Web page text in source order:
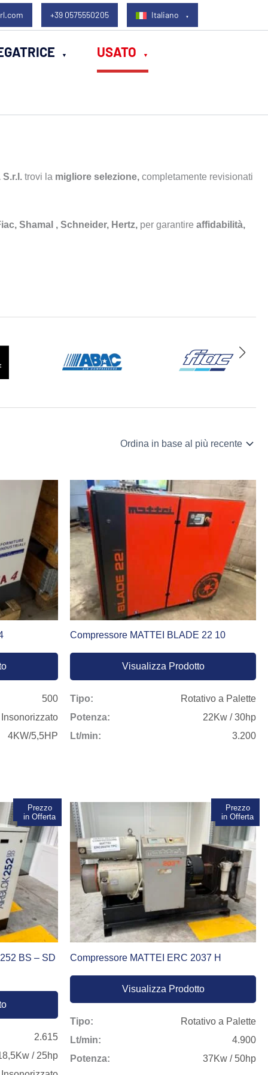
+39 0575550205 Italiano
USATO
S.r.l. trovi la migliore selezione, completamente revisionati
Shamal , Schneider, Hertz, per garantire affidabilità,
Ceccato
energetici ottimizzati. Questo tipo di compressore è
adatta a lavorazioni leggere e medie, con bassi
selezionati per offrire prestazioni elevate, efficienza
esigenza produttiva.
completamente testati e disponibili in pronta consegna.
compressori nelle province di:
500
4KW/5,5HP
Compressore MATTEI BLADE 22 10
Visualizza Prodotto
Tipo:
Rotativo a Palette
Potenza:
22Kw / 30hp
Lt/min:
3.200
In vendita!
Prezzo
in Offerta
BS – SD
2.615
/ 25hp
In vendita!
Prezzo
in Offerta
Compressore MATTEI ERC 2037 H
Visualizza Prodotto
Tipo:
Rotativo a Palette
Lt/min:
4.900
Potenza:
37Kw / 50hp